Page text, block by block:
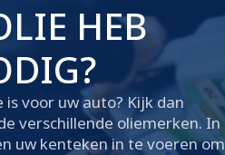
HEB
voor uw auto? Kijk dan
verschillende oliemerken. In
uw kenteken in te voeren om